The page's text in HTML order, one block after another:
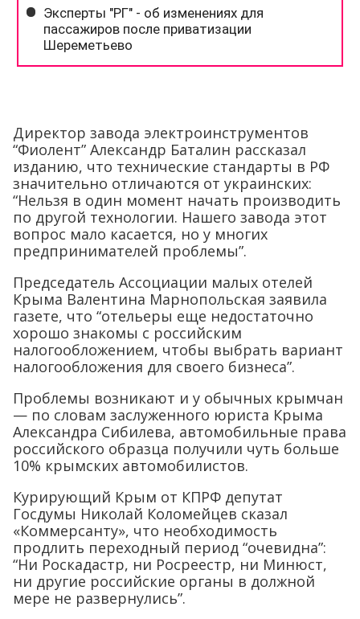
Директор завода электроинструментов
“Фиолент” Александр Баталин рассказал
изданию, что технические стандарты в РФ
значительно отличаются от украинских:
“Нельзя в один момент начать производить
по другой технологии. Нашего завода этот
вопрос мало касается, но у многих
предпринимателей проблемы”.
Председатель Ассоциации малых отелей
Крыма Валентина Марнопольская заявила
газете, что “отельеры еще недостаточно
хорошо знакомы с российским
налогообложением, чтобы выбрать вариант
налогообложения для своего бизнеса”.
Проблемы возникают и у обычных крымчан
— по словам заслуженного юриста Крыма
Александра Сибилева, автомобильные права
российского образца получили чуть больше
10% крымских автомобилистов.
Курирующий Крым от КПРФ депутат
Госдумы Николай Коломейцев сказал
«Коммерсанту», что необходимость
продлить переходный период “очевидна”:
“Ни Роскадастр, ни Росреестр, ни Минюст,
ни другие российские органы в должной
мере не развернулись”.